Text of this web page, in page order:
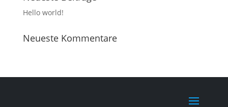
Hello world!
Neueste Kommentare